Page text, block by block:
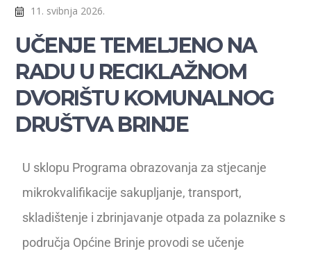
11. svibnja 2026.
UČENJE TEMELJENO NA
RADU U RECIKLAŽNOM
DVORIŠTU KOMUNALNOG
DRUŠTVA BRINJE
U sklopu Programa obrazovanja za stjecanje
mikrokvalifikacije sakupljanje, transport,
skladištenje i zbrinjavanje otpada za polaznike s
područja Općine Brinje provodi se učenje